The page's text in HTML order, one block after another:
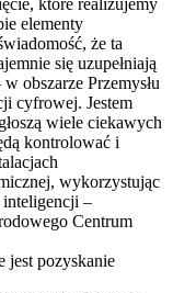
elementy
że ta
się uzupełniają
obszarze Przemysłu
cyfrowej. Jestem
wiele ciekawych
kontrolować i
wykorzystując
inteligencji –
Centrum
jest pozyskanie